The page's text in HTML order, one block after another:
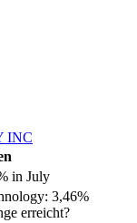
INC
in July
3,46%
erreicht?